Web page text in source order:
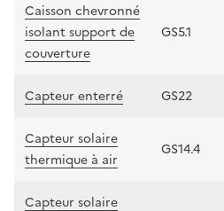
Caisson chevronné
isolant support de
couverture
GS5.1
Capteur enterré GS22
Capteur solaire
thermique à air
GS14.4
Capteur solaire